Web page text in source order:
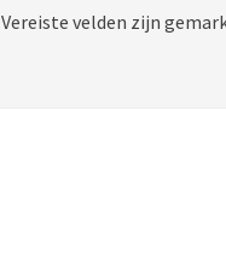
Vereiste velden zijn